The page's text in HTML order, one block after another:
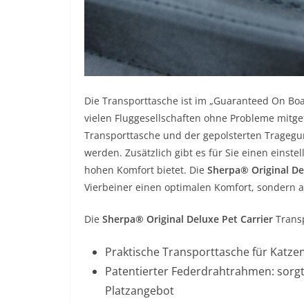
Die Transporttasche ist im „Guaranteed On
vielen Fluggesellschaften ohne Probleme
Transporttasche und der gepolsterten
werden. Zusätzlich gibt es für Sie einen
hohen Komfort bietet. Die Sherpa® Original
Vierbeiner einen optimalen Komfort, sondern
Die Sherpa® Original Deluxe Pet Carrier
Praktische Transporttasche für
Patentierter Federdrahtrahmen:
Platzangebot